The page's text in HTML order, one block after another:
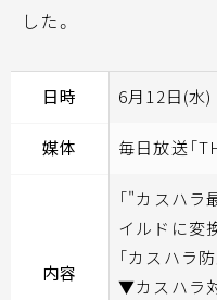
した。
日時 6月12日(水
媒体 毎日放送「
内容
「"カスハ
イルドに変
「カスハラ防
▼カスハラ